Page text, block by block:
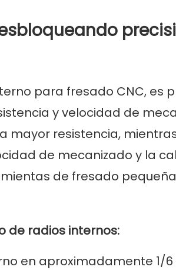
para fresado CNC, es
y velocidad de
mayor resistencia,
de mecanizado y la
de fresado
de radios internos:
en aproximadamente 1/